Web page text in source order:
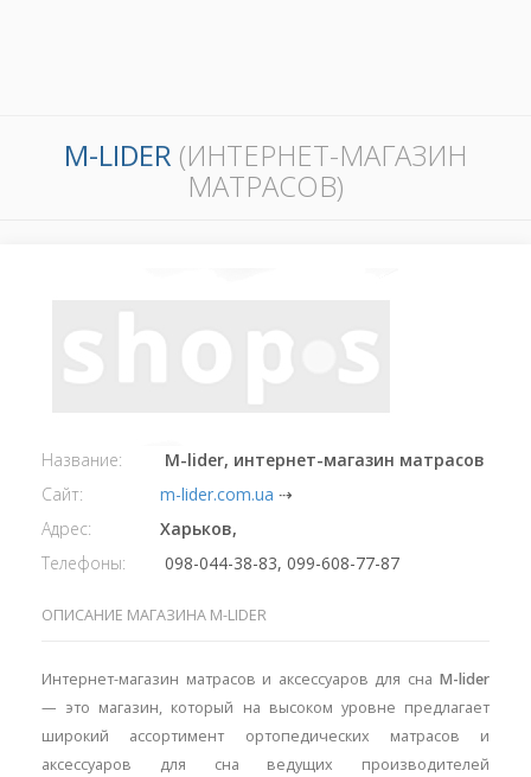
M-LIDER (ИНТЕРНЕТ-МАГАЗИН
МАТРАСОВ)
Название:
M-lider, интернет-магазин матрасов
Сайт:
m-lider.com.ua ⇢
Адрес:
Харьков,
Телефоны:
098-044-38-83, 099-608-77-87
ОПИСАНИЕ МАГАЗИНА M-LIDER
Интернет-магазин матрасов и аксессуаров для сна M-lider
— это магазин, который на высоком уровне предлагает
широкий ассортимент ортопедических матрасов и
аксессуаров для сна ведущих производителей